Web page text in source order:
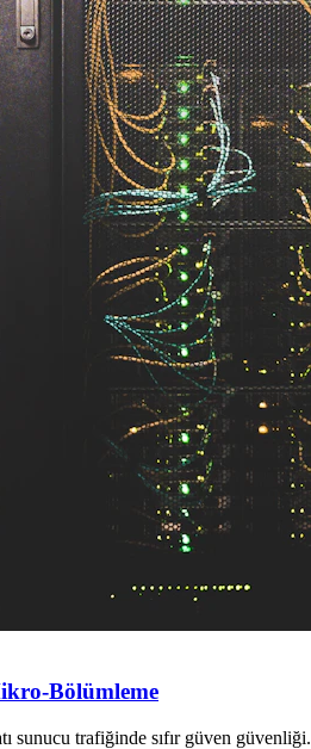
Bölümleme
sunucu trafiğinde sıfır güven güvenliği.